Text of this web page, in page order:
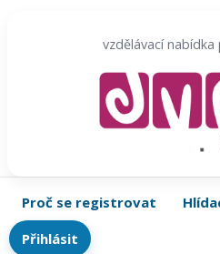
vzdělávací
Proč se registrovat
Přihlásit